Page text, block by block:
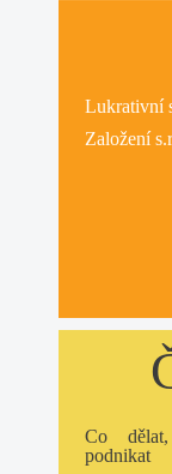
Lukrativní
Založení
Co
podnikat